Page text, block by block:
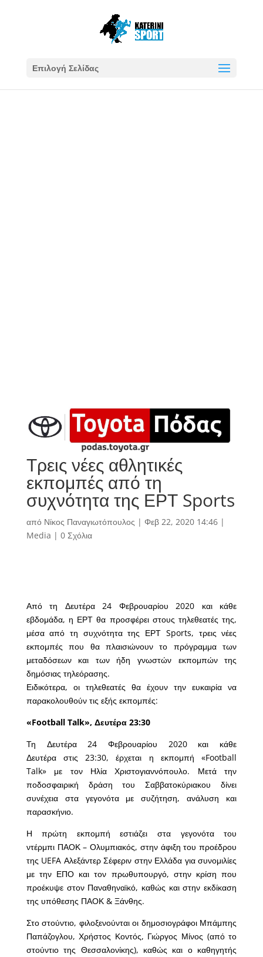
Επιλογή Σελίδας
Τρεις νέες αθλητικές
εκπομπές από τη
συχνότητα της ΕΡΤ Sports
από Νίκος Παναγιωτόπουλος | Φεβ 22, 2020 14:46|
Media | 0 Σχόλια
Από τη Δευτέρα 24 Φεβρουαρίου 2020 και κάθε
εβδομάδα, η ΕΡΤ θα προσφέρει στους τηλεθεατές της,
μέσα από τη συχνότητα της ΕΡΤ Sports, τρεις νέες
εκπομπές που θα πλαισιώνουν το πρόγραμμα των
μεταδόσεων και των ήδη γνωστών εκπομπών της
δημόσιας τηλεόρασης.
Ειδικότερα, οι τηλεθεατές θα έχουν την ευκαιρία να
παρακολουθούν τις εξής εκπομπές:
«Football Talk», Δευτέρα 23:30
Τη Δευτέρα 24 Φεβρουαρίου 2020 και κάθε
Δευτέρα στις 23:30, έρχεται η εκπομπή «Football
Talk» με τον Ηλία Χριστογιαννόπουλο. Μετά την
ποδοσφαιρική δράση του Σαββατοκύριακου δίνει
συνέχεια στα γεγονότα με συζήτηση, ανάλυση και
παρασκήνιο.
Η πρώτη εκπομπή εστιάζει στα γεγονότα του
ντέρμπι ΠΑΟΚ – Ολυμπιακός, στην άφιξη του προέδρου
της UEFA Αλεξάντερ Σέφεριν στην Ελλάδα για συνομιλίες
με την ΕΠΟ και τον πρωθυπουργό, στην κρίση που
προέκυψε στον Παναθηναϊκό, καθώς και στην εκδίκαση
της υπόθεσης ΠΑΟΚ & Ξάνθης.
Στο στούντιο, φιλοξενούνται οι δημοσιογράφοι Μπάμπης
Παπάζογλου, Χρήστος Κοντός, Γιώργος Μίνος (από το
στούντιο της Θεσσαλονίκης), καθώς και ο καθηγητής